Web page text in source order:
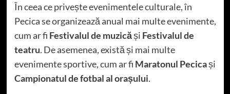
În ceea ce privește evenimentele culturale, în
Pecica se organizează anual mai multe evenimente,
cum ar fi Festivalul de muzicăși Festivalul de
teatru. De asemenea, există și mai multe
evenimente sportive, cum ar fi Maratonul Pecicași
Campionatul de fotbal al orașului.